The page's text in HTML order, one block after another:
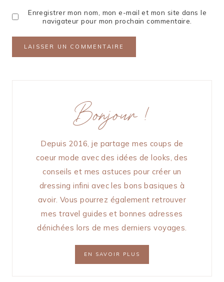
Enregistrer mon nom, mon e-mail et mon site dans le
navigateur pour mon prochain commentaire.
Bonjour !
Depuis 2016, je partage mes coups de
coeur mode avec des idées de looks, des
conseils et mes astuces pour créer un
dressing infini avec les bons basiques à
avoir. Vous pourrez également retrouver
mes travel guides et bonnes adresses
dénichées lors de mes derniers voyages.
EN SAVOIR PLUS